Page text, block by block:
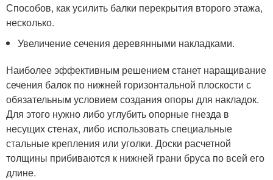
Способов, как усилить балки перекрытия второго этажа,
несколько.
Увеличение сечения деревянными накладками.
Наиболее эффективным решением станет наращивание
сечения балок по нижней горизонтальной плоскости с
обязательным условием создания опоры для накладок.
Для этого нужно либо углубить опорные гнезда в
несущих стенах, либо использовать специальные
стальные крепления или уголки. Доски расчетной
толщины прибиваются к нижней грани бруса по всей его
длине.